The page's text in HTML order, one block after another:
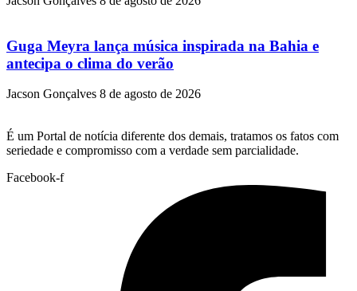
Guga Meyra lança música inspirada na Bahia e
antecipa o clima do verão
Jacson Gonçalves 8 de agosto de 2026
É um Portal de notícia diferente dos demais, tratamos os fatos com
seriedade e compromisso com a verdade sem parcialidade.
Facebook-f